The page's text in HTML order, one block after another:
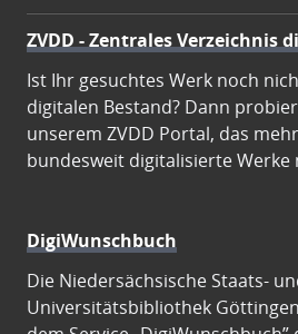
ZVDD - Zentrales Verzeichnis
Ist Ihr gesuchtes Werk noch
digitalen Bestand? Dann
unserem ZVDD Portal, das
bundesweit digitalisierte Werke
DigiWunschbuch
Die Niedersächsische Staats-
Universitätsbibliothek